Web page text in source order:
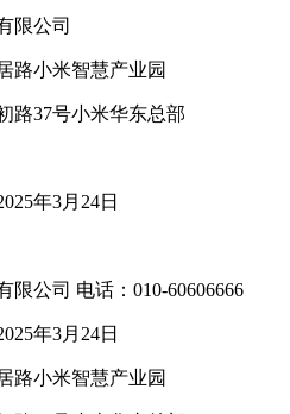
限公司
路小米智慧产业园
路37号小米华东总部
年3月24日
公司 电话：010-60606666
年3月24日
路小米智慧产业园